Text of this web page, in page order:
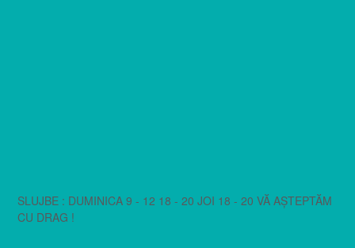
SLUJBE : DUMINICA 9 - 12 18 - 20 JOI 18 - 20 VĂ AȘTEPTĂM
CU DRAG !